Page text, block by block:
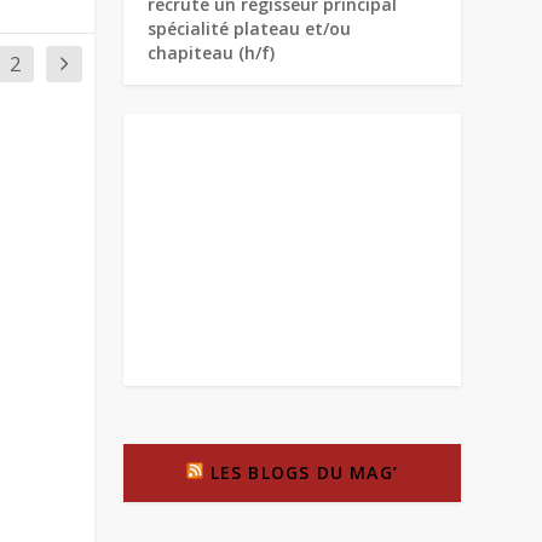
2
spécialité plateau et/ou
chapiteau (h/f)
LES BLOGS DU MAG’